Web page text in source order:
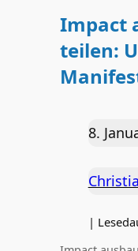
Impact
teilen:
8.
|